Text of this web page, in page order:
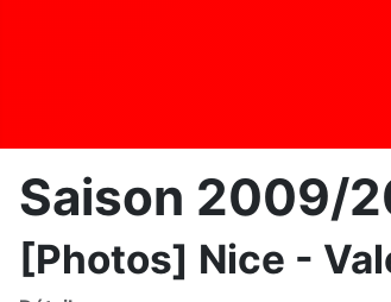
Saison 2009/
[Photos] Nice -